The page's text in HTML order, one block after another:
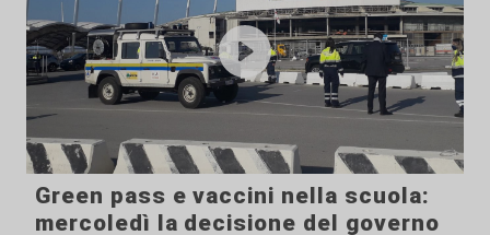
Green pass e vaccini nella scuola:
mercoledì la decisione del governo